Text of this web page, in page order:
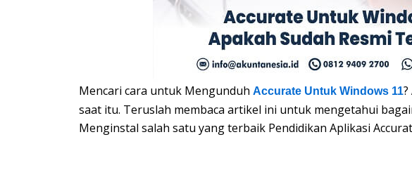
Mencari cara untuk Mengunduh Accurate Untuk Windows 11
saat itu. Teruslah membaca artikel ini untuk mengetahui
Menginstal salah satu yang terbaik Pendidikan Aplikasi